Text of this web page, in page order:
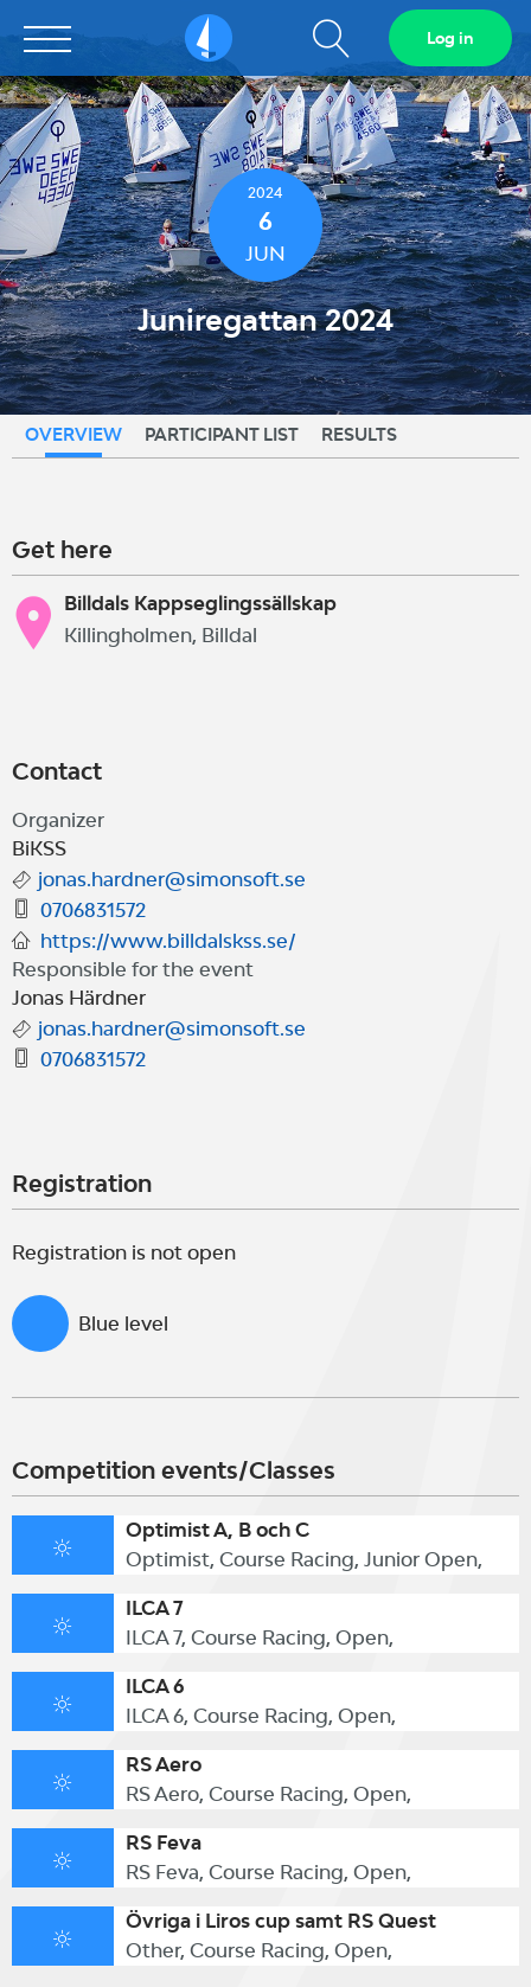
Sailarena Show
search
field
Log in
2024
6
JUN
Juniregattan 2024
OVERVIEW PARTICIPANT LIST RESULTS
Get here
Billdals Kappseglingssällskap
Killingholmen, Billdal
Contact
Organizer
BiKSS
jonas.hardner@simonsoft.se
0706831572
https://www.billdalskss.se/
Responsible for the event
Jonas Härdner
jonas.hardner@simonsoft.se
0706831572
Registration
Registration is not open
Blue level
Competition events/Classes
Optimist A, B och C
Optimist, Course Racing, Junior Open,
ILCA 7
ILCA 7, Course Racing, Open,
ILCA 6
ILCA 6, Course Racing, Open,
RS Aero
RS Aero, Course Racing, Open,
RS Feva
RS Feva, Course Racing, Open,
Övriga i Liros cup samt RS Quest
Other, Course Racing, Open,